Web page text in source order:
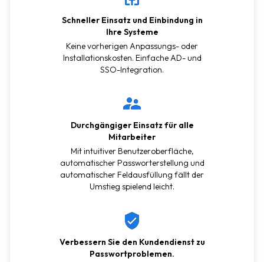
Schneller Einsatz und Einbindung in
Ihre Systeme
Keine vorherigen Anpassungs- oder
Installationskosten. Einfache AD- und
SSO-Integration.
Durchgängiger Einsatz für alle
Mitarbeiter
Mit intuitiver Benutzeroberfläche,
automatischer Passworterstellung und
automatischer Feldausfüllung fällt der
Umstieg spielend leicht.
Verbessern Sie den Kundendienst zu
Passwortproblemen.